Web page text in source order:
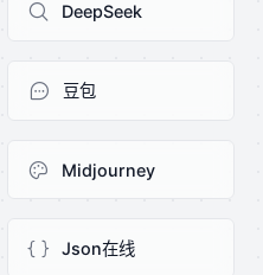
DeepSeek
豆包
Midjourney
Json在线